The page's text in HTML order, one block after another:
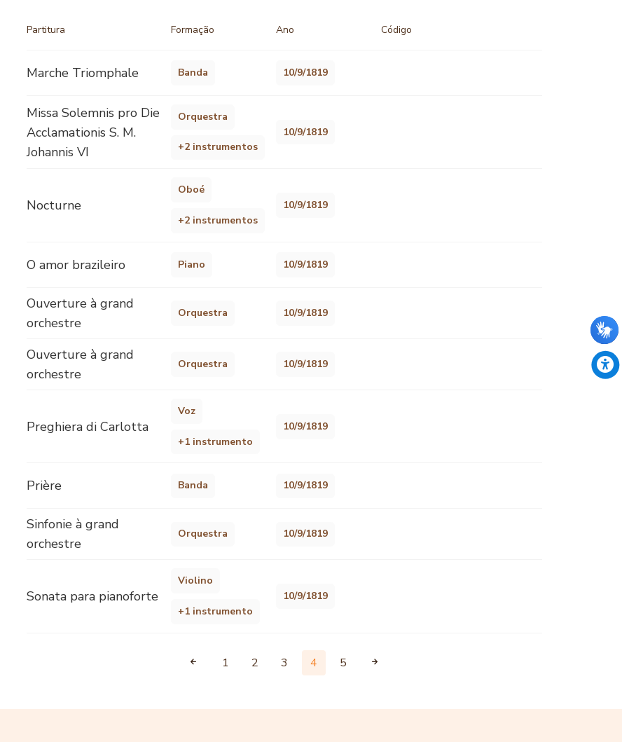
Partitura Formação Ano Código
Marche Triomphale Banda 10/9/1819
Missa Solemnis pro Die
Acclamationis S. M.
Johannis VI
Orquestra
+2 instrumentos
10/9/1819
Nocturne
Oboé
+2 instrumentos
10/9/1819
O amor brazileiro Piano 10/9/1819
Ouverture à grand
orchestre
Orquestra 10/9/1819
Ouverture à grand
orchestre
Orquestra 10/9/1819
Preghiera di Carlotta
Voz
+1 instrumento
10/9/1819
Prière Banda 10/9/1819
Sinfonie à grand
orchestre
Orquestra 10/9/1819
Sonata para pianoforte
Violino
+1 instrumento
10/9/1819
1 2 3 4 5